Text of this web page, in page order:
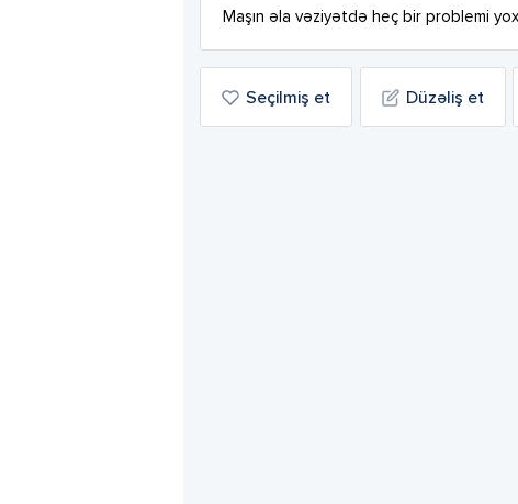
Maşın əla vəziyətdə heç bir problemi
Seçilmiş et Düzəliş et